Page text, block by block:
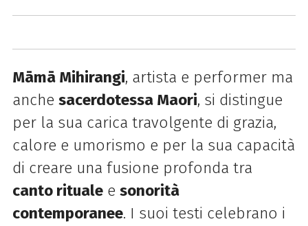
Māmā Mihirangi, artista e performer ma
anche sacerdotessa Maori, si distingue
per la sua carica travolgente di grazia,
calore e umorismo e per la sua capacità
di creare una fusione profonda tra
canto ritualee sonorità
contemporanee. I suoi testi celebrano i